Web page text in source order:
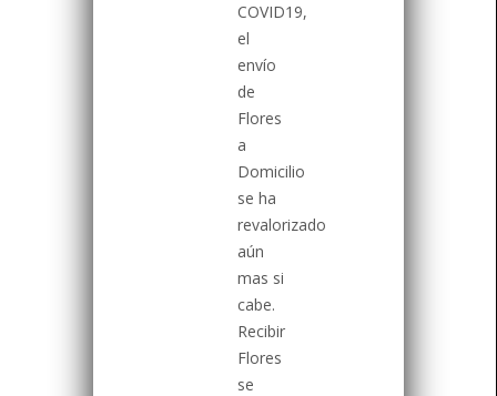
COVID19,
el
envío
de
Flores
a
Domicilio
se ha
revalorizado
aún
mas si
cabe.
Recibir
Flores
se